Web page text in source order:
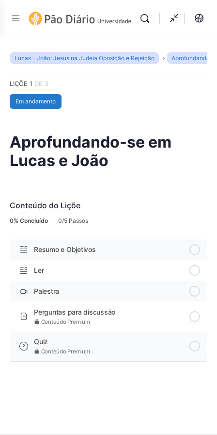
Lucas – João: Jesus na Judeia Oposição e Rejeição Aprofundando-
LIÇÕE 1 DE 3
Em andamento
Aprofundando-se em
Lucas e João
Conteúdo do Liçõe
0% Concluído 0/5 Passos
Resumo e Objetivos
Ler
Palestra
Perguntas para discussão
Conteúdo Premium
Quiz
Conteúdo Premium